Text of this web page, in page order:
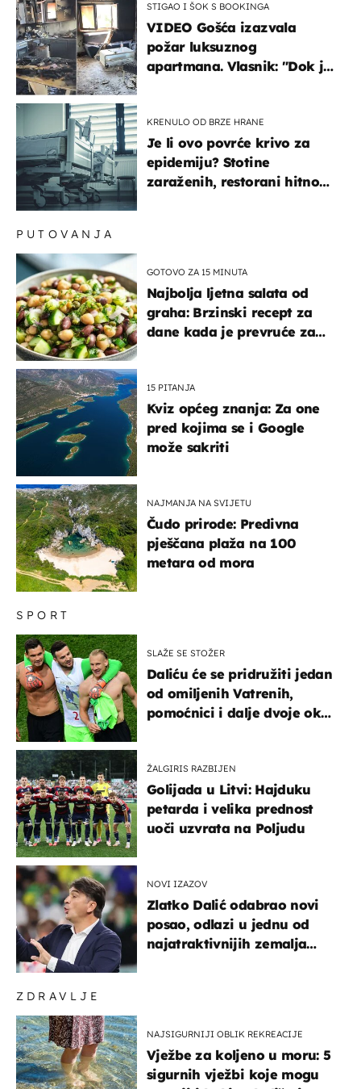
STIGAO I ŠOK S BOOKINGA
VIDEO Gošća izazvala
požar luksuznog
apartmana. Vlasnik: "Dok je
KRENULO OD BRZE HRANE
Je li ovo povrće krivo za
epidemiju? Stotine
zaraženih, restorani hitno
ZDRAVLJE
NAJSIGURNIJI OBLIK REKREACIJE
Vježbe za koljeno u moru: 5
sigurnih vježbi koje mogu
SPORT
SLAŽE SE STOŽER
Daliću će se pridružiti jedan
od omiljenih Vatrenih,
pomoćnici i dalje dvoje oko
ŽALGIRIS RAZBIJEN
Golijada u Litvi: Hajduku
petarda i velika prednost
uoči uzvrata na Poljudu
NOVI IZAZOV
Zlatko Dalić odabrao novi
posao, odlazi u jednu od
najatraktivnijih zemalja
PUTOVANJA
GOTOVO ZA 15 MINUTA
Najbolja ljetna salata od
graha: Brzinski recept za
dane kada je prevruće za
15 PITANJA
Kviz općeg znanja: Za one
pred kojima se i Google
može sakriti
NAJMANJA NA SVIJETU
Čudo prirode: Predivna
pješčana plaža na 100
metara od mora